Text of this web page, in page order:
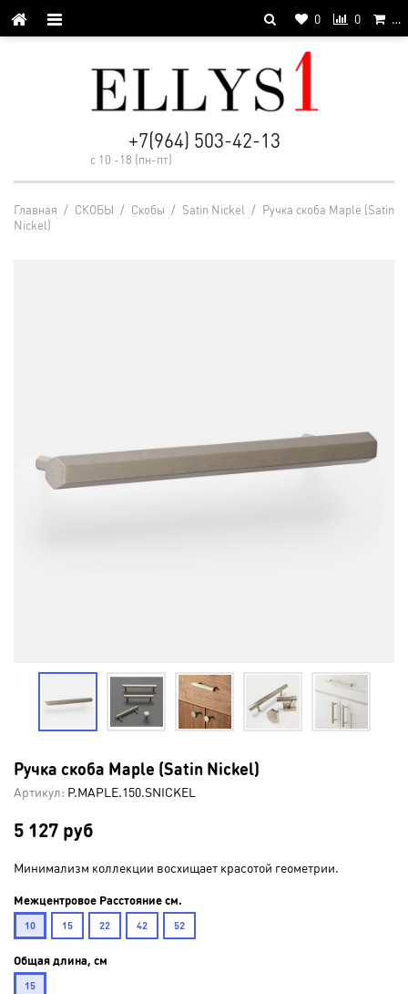
0 0 …
+7(964) 503-42-13
с 10 -18 (пн-пт)
Главная / СКОБЫ / Cкобы / Satin Nickel / Ручка скоба Maple (Satin
Nickel)
Ручка скоба Maple (Satin Nickel)
Артикул: P.MAPLE.150.SNICKEL
5 127 руб
Минимализм коллекции восхищает красотой геометрии.
Межцентровое Расстояние см.
10 15 22 42 52
Общая длина, см
15